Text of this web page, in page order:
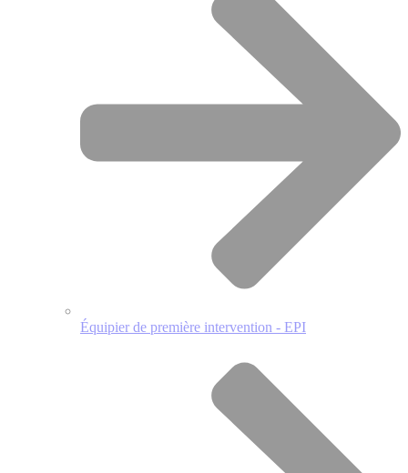
Équipier de première intervention - EPI